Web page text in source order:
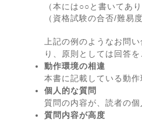
（本には○○と書いてあ
（資格試験の合否/難易
上記の例のようなお問
り、原則としては回答
動作環境の相違
本書に記載している動
個人的な質問
質問の内容が、読者の
質問内容が高度